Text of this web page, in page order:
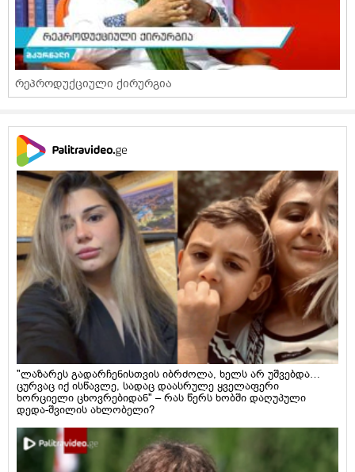
რეპროდუქციული ქირურგია
"ლაზარეს გადარჩენისთვის იბრძოლა, ხელს არ უშვებდა…
ცურვაც იქ ისწავლე, სადაც დაასრულე ყველაფერი
ხორციელი ცხოვრებიდან" – რას წერს ხობში დაღუპული
დედა-შვილის ახლობელი?